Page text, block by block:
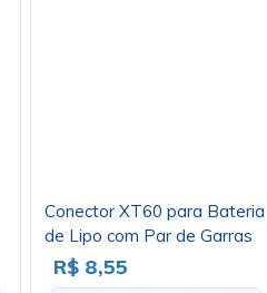
Conector XT60 para Bateria
de Lipo com Par de Garras
Jacaré - WT60-CROC
R$ 8,55